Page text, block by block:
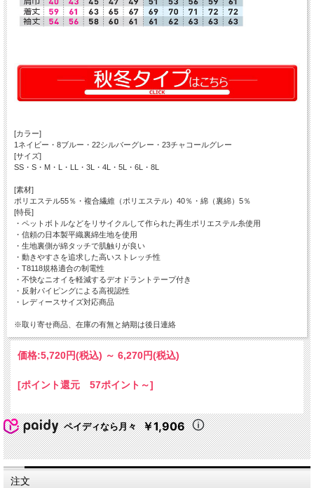
[カラー]
1ネイビー・8ブルー・22シルバーグレー・23チャコールグレー
[サイズ]
SS・S・M・L・LL・3L・4L・5L・6L・8L
[素材]
ポリエステル55％・複合繊維（ポリエステル）40％・綿（裏綿）5％
[特長]
・ペットボトルなどをリサイクルして作られた再生ポリエステル糸使用
・信頼の日本製平織裏綿生地を使用
・生地裏側が綿タッチで肌触りが良い
・動きやすさを追求した高いストレッチ性
・T8118規格適合の制電性
・不快なニオイを軽減するデオドラントテープ付き
・反射パイピングによる高視認性
・レディースサイズ対応商品
※取り寄せ商品、在庫の有無と納期は後日連絡
価格:5,720円(税込) ～ 6,270円(税込)
[ポイント還元 57ポイント～]
ペイディなら月々 ￥1,906
注文